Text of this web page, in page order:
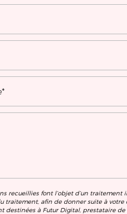
recueillies font l’objet d’un traitement
traitement, afin de donner suite à
destinées à Futur Digital, prestataire de